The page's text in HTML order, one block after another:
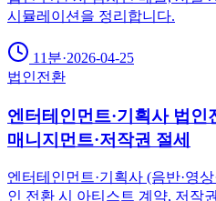
시뮬레이션을 정리합니다.
11분·2026-04-25
법인전환
엔터테인먼트·기획사 법인
매니지먼트·저작권 절세
엔터테인먼트·기획사 (음반·영
인 전환 시 아티스트 계약, 저작